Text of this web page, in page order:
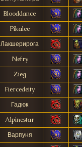
Blooddance
Pikalee
Лакшерирога
Nefry
Zieg
Fiercedeity
Гадюк
Alpinestar
Варпуня